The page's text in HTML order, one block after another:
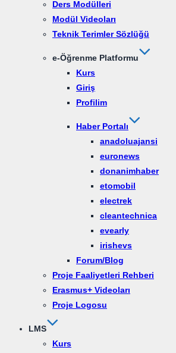
Ders Modülleri
Modül Videoları
Teknik Terimler Sözlüğü
e-Öğrenme Platformu
Kurs
Giriş
Profilim
Haber Portalı
anadoluajansi
euronews
donanimhaber
etomobil
electrek
cleantechnica
evearly
irishevs
Forum/Blog
Proje Faaliyetleri Rehberi
Erasmus+ Videoları
Proje Logosu
LMS
Kurs